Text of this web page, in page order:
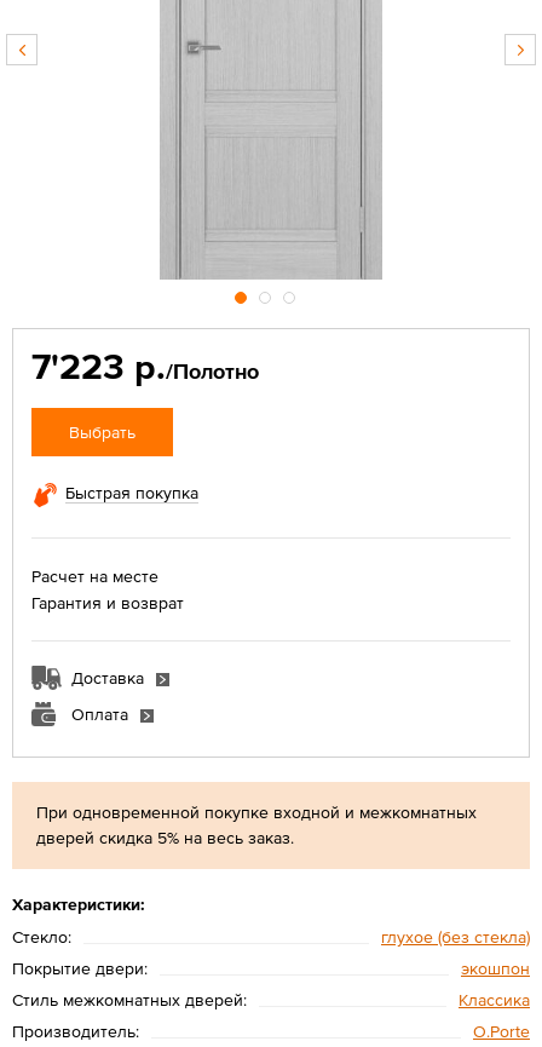
При одновременной покупке входной и межкомнатных
дверей скидка 5% на весь заказ.
Характеристики:
Стекло:
глухое (без стекла)
Покрытие двери:
экошпон
Стиль межкомнатных дверей:
Классика
Производитель:
O.Porte
7'223 р./Полотно
Выбрать
Быстрая покупка
Расчет на месте
Гарантия и возврат
Доставка
Оплата